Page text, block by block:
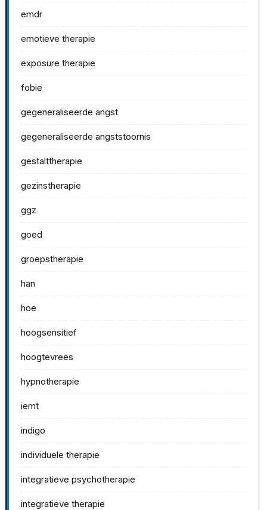
emdr
emotieve therapie
exposure therapie
fobie
gegeneraliseerde angst
gegeneraliseerde angststoornis
gestalttherapie
gezinstherapie
ggz
goed
groepstherapie
han
hoe
hoogsensitief
hoogtevrees
hypnotherapie
iemt
indigo
individuele therapie
integratieve psychotherapie
integratieve therapie